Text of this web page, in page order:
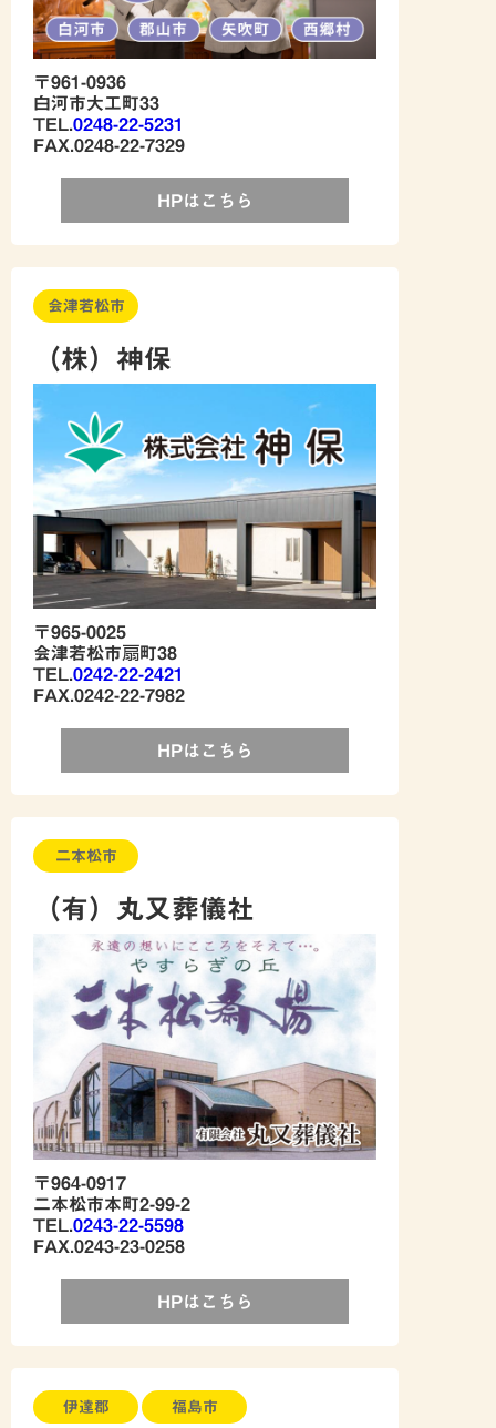
〒961-0936
白河市大工町33
TEL.0248-22-5231
FAX.0248-22-7329
HPはこちら
会津若松市
（株）神保
〒965-0025
会津若松市扇町38
TEL.0242-22-2421
FAX.0242-22-7982
HPはこちら
二本松市
（有）丸又葬儀社
〒964-0917
二本松市本町2-99-2
TEL.0243-22-5598
FAX.0243-23-0258
HPはこちら
伊達郡 福島市